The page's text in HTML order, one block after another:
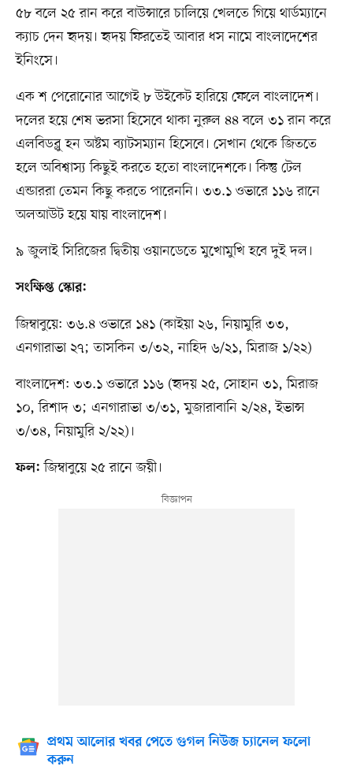
৫৮ বলে ২৫ রান করে বাউন্সারে চালিয়ে খেলতে গিয়ে থার্ডম্যানে
ক্যাচ দেন হৃদয়। হৃদয় ফিরতেই আবার ধস নামে বাংলাদেশের
ইনিংসে।
এক শ পেরোনোর আগেই ৮ উইকেট হারিয়ে ফেলে বাংলাদেশ।
দলের হয়ে শেষ ভরসা হিসেবে থাকা নুরুল ৪৪ বলে ৩১ রান করে
এলবিডব্লু হন অষ্টম ব্যাটসম্যান হিসেবে। সেখান থেকে জিততে
হলে অবিশ্বাস্য কিছুই করতে হতো বাংলাদেশকে। কিন্তু টেল
এন্ডাররা তেমন কিছু করতে পারেননি। ৩৩.১ ওভারে ১১৬ রানে
অলআউট হয়ে যায় বাংলাদেশ।
৯ জুলাই সিরিজের দ্বিতীয় ওয়ানডেতে মুখোমুখি হবে দুই দল।
সংক্ষিপ্ত স্কোর:
জিম্বাবুয়ে: ৩৬.৪ ওভারে ১৪১ (কাইয়া ২৬, নিয়ামুরি ৩৩,
এনগারাভা ২৭; তাসকিন ৩/৩২, নাহিদ ৬/২১, মিরাজ ১/২২)
বাংলাদেশ: ৩৩.১ ওভারে ১১৬ (হৃদয় ২৫, সোহান ৩১, মিরাজ
১০, রিশাদ ৩; এনগারাভা ৩/৩১, মুজারাবানি ২/২৪, ইভান্স
৩/৩৪, নিয়ামুরি ২/২২)।
ফল: জিম্বাবুয়ে ২৫ রানে জয়ী।
প্রথম আলোর খবর পেতে গুগল নিউজ চ্যানেল ফলো
করুন